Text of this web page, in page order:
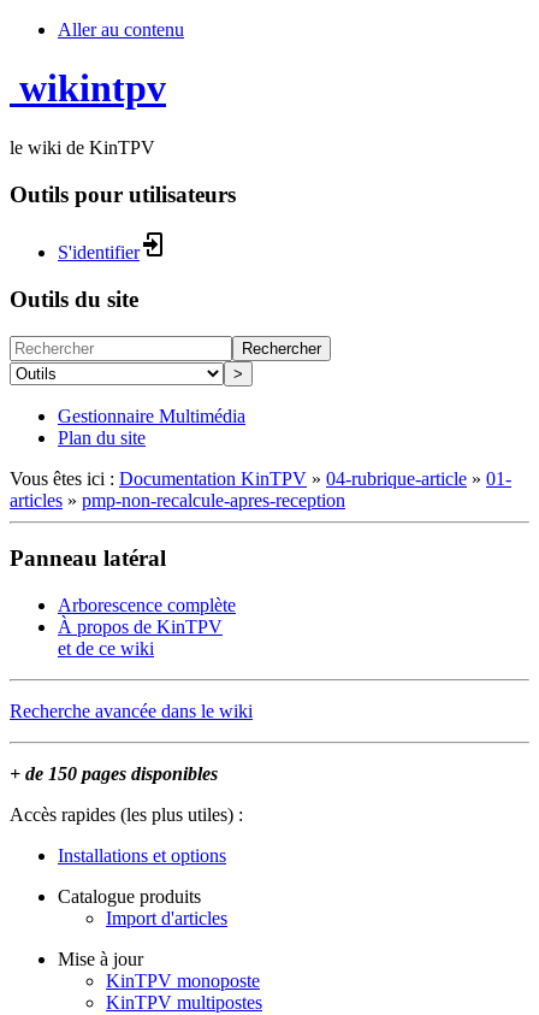
Aller au contenu
wikintpv
le wiki de KinTPV
Outils pour utilisateurs
S'identifier
Outils du site
Rechercher
>
Gestionnaire Multimédia
Plan du site
Vous êtes ici : Documentation KinTPV » 04-rubrique-article » 01-
articles » pmp-non-recalcule-apres-reception
Panneau latéral
Arborescence complète
À propos de KinTPV
et de ce wiki
Recherche avancée dans le wiki
+ de 150 pages disponibles
Accès rapides (les plus utiles) :
Installations et options
Catalogue produits
Import d'articles
Mise à jour
KinTPV monoposte
KinTPV multipostes